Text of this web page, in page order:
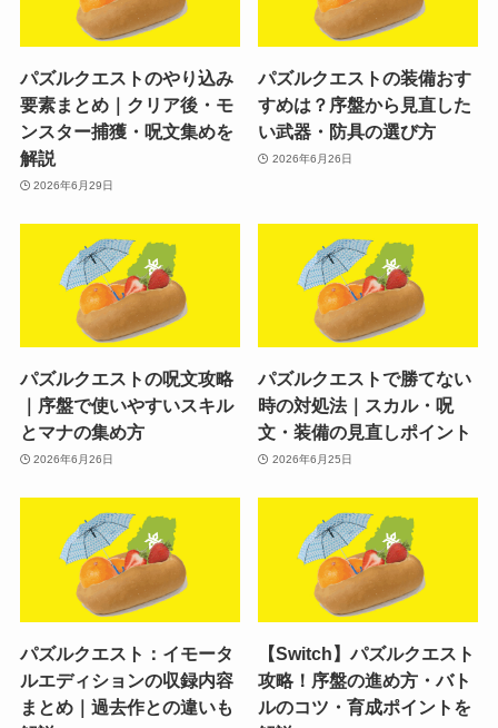
パズルクエストのやり込み
要素まとめ｜クリア後・モ
ンスター捕獲・呪文集めを
解説
2026年6月29日
パズルクエストの装備おす
すめは？序盤から見直した
い武器・防具の選び方
2026年6月26日
パズルクエストの呪文攻略
｜序盤で使いやすいスキル
とマナの集め方
2026年6月26日
パズルクエストで勝てない
時の対処法｜スカル・呪
文・装備の見直しポイント
2026年6月25日
パズルクエスト：イモータ
ルエディションの収録内容
まとめ｜過去作との違いも
【Switch】パズルクエスト
攻略！序盤の進め方・バト
ルのコツ・育成ポイントを